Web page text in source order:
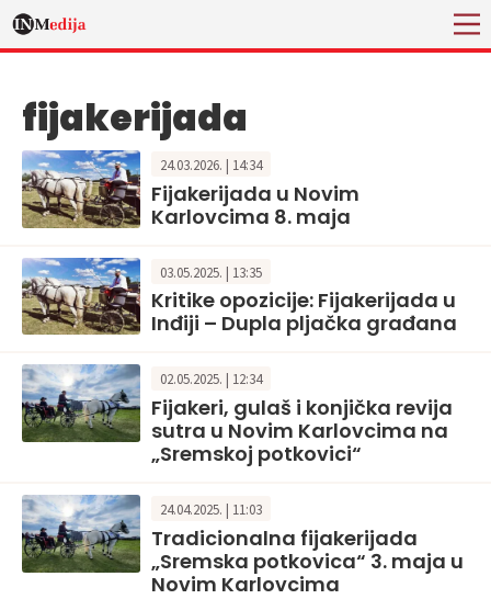
fijakerijada
24.03.2026. | 14:34
Fijakerijada u Novim
Karlovcima 8. maja
03.05.2025. | 13:35
Kritike opozicije: Fijakerijada u
Inđiji – Dupla pljačka građana
02.05.2025. | 12:34
Fijakeri, gulaš i konjička revija
sutra u Novim Karlovcima na
„Sremskoj potkovici“
24.04.2025. | 11:03
Tradicionalna fijakerijada
„Sremska potkovica“ 3. maja u
Novim Karlovcima